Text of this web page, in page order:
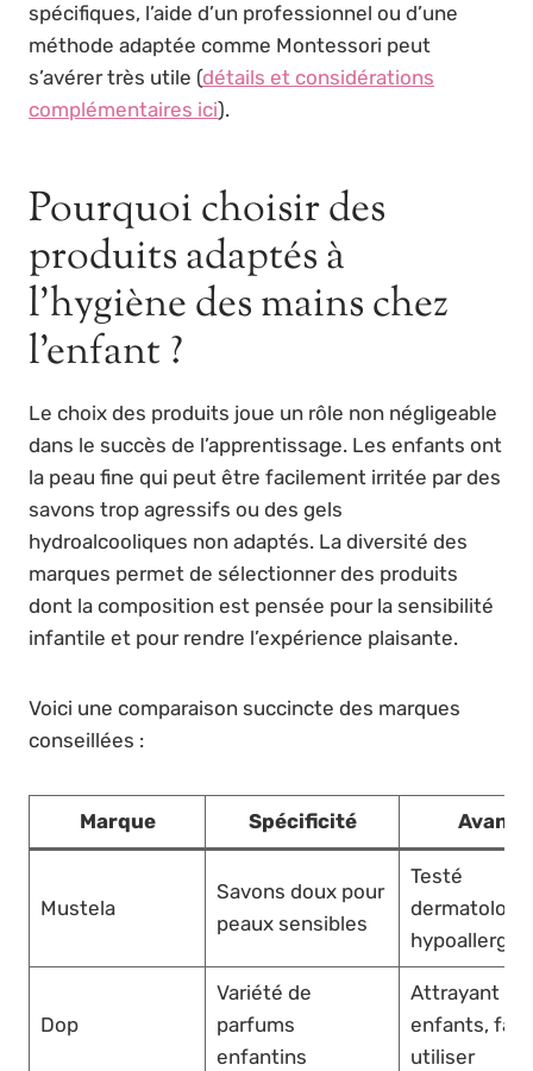
spécifiques, l’aide d’un professionnel ou d’une
méthode adaptée comme Montessori peut
s’avérer très utile (détails et considérations
complémentaires ici).
Pourquoi choisir des
produits adaptés à
l’hygiène des mains chez
l’enfant ?
Le choix des produits joue un rôle non négligeable
dans le succès de l’apprentissage. Les enfants ont
la peau fine qui peut être facilement irritée par des
savons trop agressifs ou des gels
hydroalcooliques non adaptés. La diversité des
marques permet de sélectionner des produits
dont la composition est pensée pour la sensibilité
infantile et pour rendre l’expérience plaisante.
Voici une comparaison succincte des marques
conseillées :
Marque Spécificité
Mustela
Savons doux pour
peaux sensibles
Testé
Dop
Variété de
parfums
enfantins
Attrayant
enfants,
utiliser